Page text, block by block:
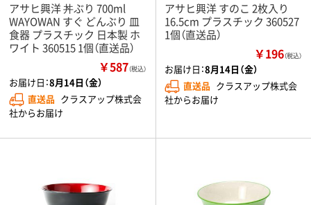
アサヒ興洋 丼ぶり 700ml
WAYOWAN すぐ どんぶり 皿
食器 プラスチック 日本製 ホ
ワイト 360515 1個（直送品）
￥587（税込）
お届け日：8月14日（金）
直送品 クラスアップ株式会
社からお届け
アサヒ興洋 すのこ 2枚入り
16.5cm プラスチック 360527
1個（直送品）
￥196（税込）
お届け日：8月14日（金）
直送品 クラスアップ株式会
社からお届け